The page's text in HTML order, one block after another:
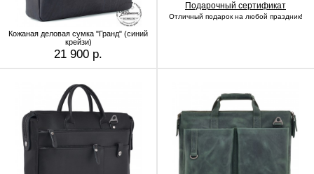
Кожаная деловая сумка "Гранд" (синий
крейзи)
21 900 р.
Подарочный сертификат
Отличный подарок на любой праздник!